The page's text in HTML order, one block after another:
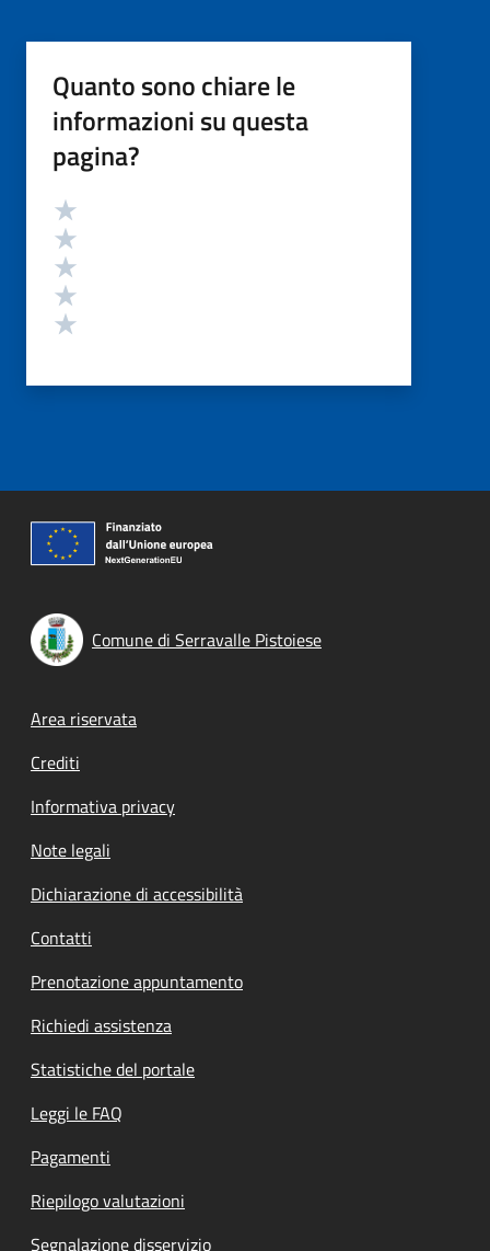
Quanto sono chiare le
informazioni su questa
pagina?
Valutazione
Comune di Serravalle Pistoiese
Footer menu
Area riservata
Crediti
Informativa privacy
Note legali
Dichiarazione di accessibilità
Contatti
Prenotazione appuntamento
Richiedi assistenza
Statistiche del portale
Leggi le FAQ
Pagamenti
Riepilogo valutazioni
Segnalazione disservizio